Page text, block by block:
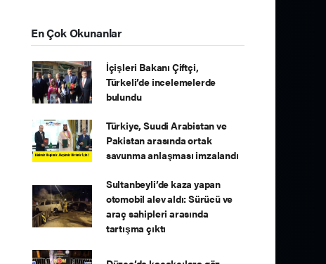
En Çok Okunanlar
İçişleri Bakanı Çiftçi,
Türkeli’de incelemelerde
bulundu
Türkiye, Suudi Arabistan ve
Pakistan arasında ortak
savunma anlaşması imzalandı
Sultanbeyli’de kaza yapan
otomobil alev aldı: Sürücü ve
araç sahipleri arasında
tartışma çıktı